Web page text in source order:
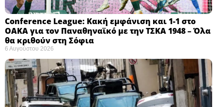
Conference League: Κακή εμφάνιση και 1-1 στο
ΟΑΚΑ για τον Παναθηναϊκό με την ΤΣΚΑ 1948 – Όλα
θα κριθούν στη Σόφια ​
6 Αυγούστου 2026